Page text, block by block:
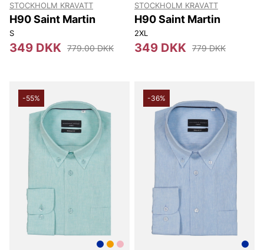
STOCKHOLM KRAVATT
H90 Saint Martin
S
349 DKK 779.00 DKK
STOCKHOLM KRAVATT
H90 Saint Martin
2XL
349 DKK 779 DKK
-55% -36%